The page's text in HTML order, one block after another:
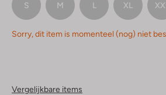
S M L XL
Sorry, dit item is momenteel (nog) niet
Vergelijkbare items